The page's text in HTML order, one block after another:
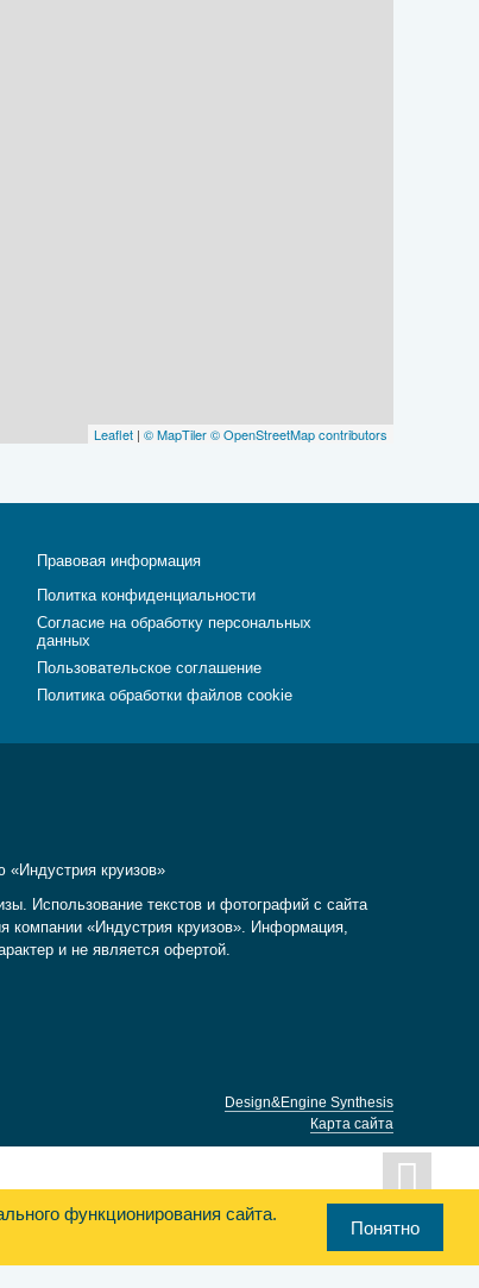
Leaflet | © MapTiler© OpenStreetMap contributors
Правовая информация
Политка конфиденциальности
Согласие на обработку персональных
данных
Пользовательское соглашение
Политика обработки файлов cookie
«Индустрия круизов»
Использование текстов и фотографий с сайта
компании «Индустрия круизов». Информация,
и не является офертой.
Design&Engine Synthesis
Карта сайта
функционирования сайта.
Понятно